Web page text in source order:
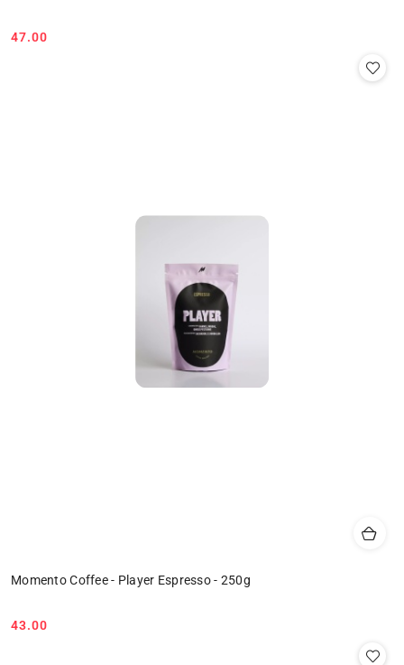
Cena:
47.00
Momento Coffee - Player Espresso - 250g
Cena:
43.00